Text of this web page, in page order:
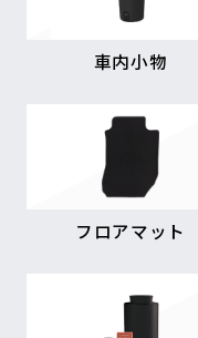
車内小物
フロアマット